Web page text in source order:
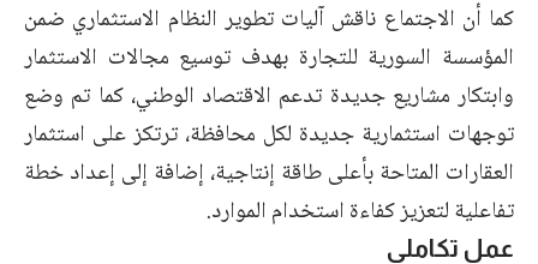
كما أن الاجتماع ناقش آليات تطوير النظام الاستثماري ضمن
المؤسسة السورية للتجارة بهدف توسيع مجالات الاستثمار
وابتكار مشاريع جديدة تدعم الاقتصاد الوطني، كما تم وضع
توجهات استثمارية جديدة لكل محافظة، ترتكز على استثمار
العقارات المتاحة بأعلى طاقة إنتاجية، إضافة إلى إعداد خطة
تفاعلية لتعزيز كفاءة استخدام الموارد.
عمل تكاملي